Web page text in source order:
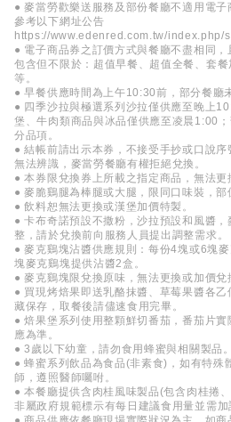
● 麥當勞歡樂送服務及部份餐廳不適用電
參考以下網址公告
https://www.edenred.com.tw/index.php/
● 電子商品券之訂價方式與餐廳不盡相同，
包含但不限於：超值早餐、超值全餐、套
等。
● 早餐供應時間為上午10:30前，部分餐廳
● 四季沙拉與極選系列沙拉僅供應至晚上
堡、牛肉類商品與冰品僅供應至凌晨1:00
分品項。
● 結帳前請出示本券，不接受手抄或口說
無法辨識，麥當勞餐廳有權拒絕兌換。
● 本券限兌換券上所載之指定商品，無法更
● 麥脆鷄腿為棒腿或大腿，限同口味裝，部
● 飲料恕無法更換或漢堡加價特製。
● 卡布奇諾預設不撒粉，沙拉預設和風醬
整，請於兌換前向服務人員提出調整需求。
● 麥克鷄塊沾醬供應規則：每份4塊或6塊
塊麥克鷄塊提供沾醬2盒。
● 麥克鷄塊限兌換原味，無法更換或加價兌
● 買現烤焙果即送乳酪抹醬、草莓果醬各
藏保存，取餐後請儘速食用完畢。
● 焙果堡系列使用整顆鮮切番茄，番茄片
應為準。
● 3歲以下幼童，請勿食用蜂蜜與相關製品。
● 蜂蜜系列飲品為食品(非素食)，如有特殊
師，遵照醫師囑咐。
● 本餐廳提供含肉桂風味製品(包含肉桂捲
非屬政府規範標示有每日建議食用量並需加